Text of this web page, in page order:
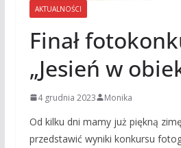
AKTUALNOŚCI
Finał
„Jesień w
4 grudnia 2023 Monika
Od kilku dni mamy już piękną
przedstawić wyniki konkursu